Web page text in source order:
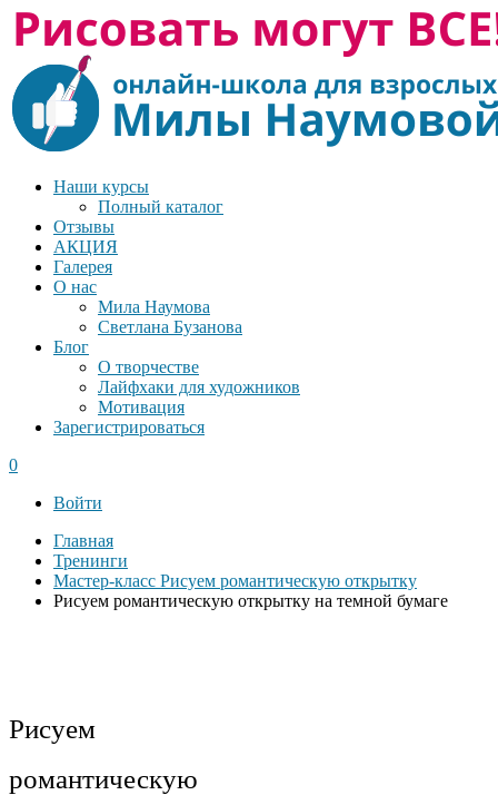
Наши курсы
Полный каталог
Отзывы
АКЦИЯ
Галерея
О нас
Мила Наумова
Светлана Бузанова
Блог
О творчестве
Лайфхаки для художников
Мотивация
Зарегистрироваться
0
Войти
Главная
Тренинги
Мастер-класс Рисуем романтическую открытку
Рисуем романтическую открытку на темной бумаге
Рисуем
романтическую